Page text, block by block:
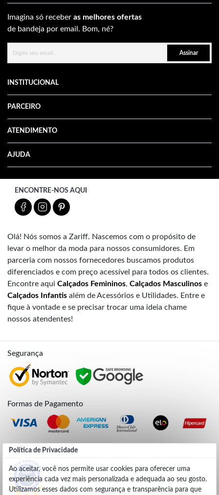
Política de Privacidade
Ao aceitar, você nos permite usar cookies para oferecer uma
experiência cada vez mais personalizada e adequada ao seu gosto.
Utilizamos esses dados com segurança e transparência para que
Imagina só receber as melhores ofertas
de bandeja por email. Bom, né?
Assinar
INSTITUCIONAL
PARCEIRO
ATENDIMENTO
AJUDA
ENCONTRE-NOS AQUI
Olá! Nós somos a Zariff. Nascemos com o propósito de
levar o melhor da moda para nossos consumidores. Em
parceria com nossos fornecedores buscamos produtos
diferenciados e com preço acessível para todos os clientes.
Encontre aqui Calçados Femininos, Calçados Masculinos e
Calçados Infantis além de Acessórios e Utilidades. Entre e
fique à vontade e se precisar trocar uma ideia chame
nossos atendentes!
Segurança
Formas de Pagamento
Credibilidade
4.9